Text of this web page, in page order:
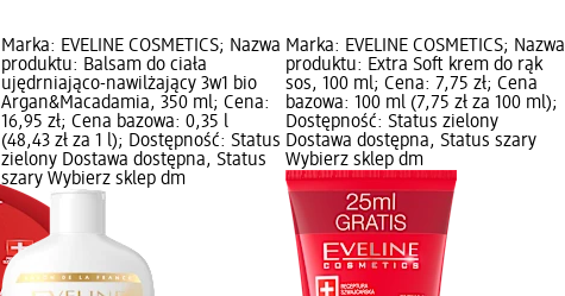
Marka: EVELINE COSMETICS; Nazwa
produktu: Balsam do ciała
ujędrniająco-nawilżający 3w1 bio
Argan&Macadamia, 350 ml; Cena:
16,95 zł; Cena bazowa: 0,35 l
(48,43 zł za 1 l); Dostępność: Status
zielony Dostawa dostępna, Status
szary Wybierz sklep dm
Marka: EVELINE COSMETICS; Nazwa
produktu: Extra Soft krem do rąk
sos, 100 ml; Cena: 7,75 zł; Cena
bazowa: 100 ml (7,75 zł za 100 ml);
Dostępność: Status zielony
Dostawa dostępna, Status szary
Wybierz sklep dm